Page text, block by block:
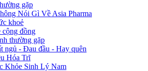
gặp
Nói Gì Về Asia Pharma
khoẻ
cộng đồng
thường gặp
ngủ - Đau đầu - Hay quên
Hóa Trĩ
Khỏe Sinh Lý Nam